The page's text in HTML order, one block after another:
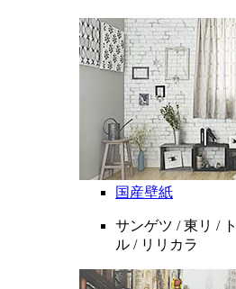
国産壁紙
サンゲツ / 東リ /
ル / リリカラ